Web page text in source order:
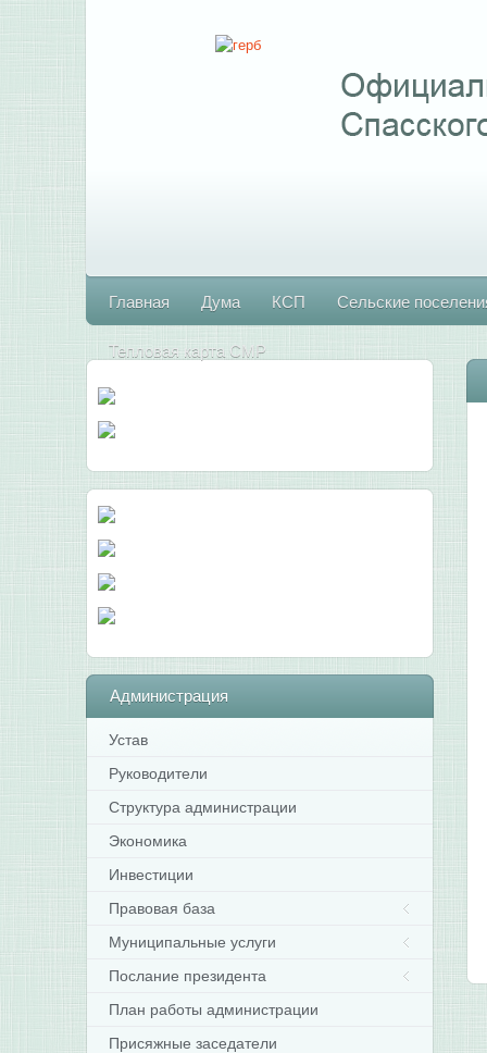
Главная Дума КСП Сельские
Тепловая карта СМР
Администрация
Устав
Руководители
Структура администрации
Экономика
Инвестиции
Правовая база
Муниципальные услуги
Послание президента
План работы администрации
Присяжные заседатели